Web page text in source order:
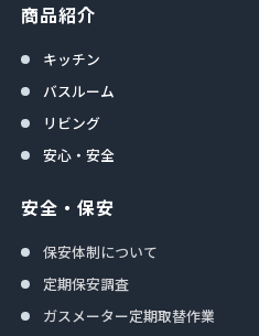
商品紹介
キッチン
バスルーム
リビング
安心・安全
安全・保安
保安体制について
定期保安調査
ガスメーター定期取替作業